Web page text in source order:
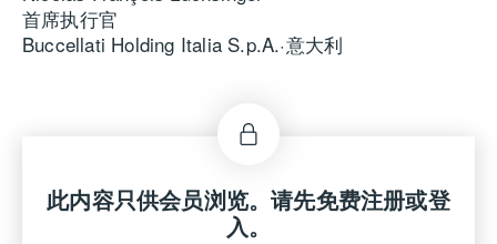
首席执行官
Buccellati Holding Italia S.p.A.·意大利
此内容只供会员浏览。请先免费注册或登
入。